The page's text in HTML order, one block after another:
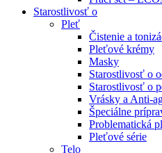
Starostlivosť o
Pleť
Čistenie a
Pleťové krémy
Masky
Starostlivosť o
Starostlivosť o
Vrásky a Anti-
Špeciálne
Problematická
Pleťové série
Telo